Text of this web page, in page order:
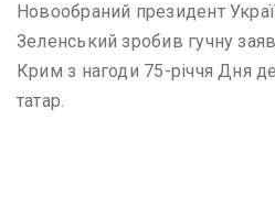
Новообраний президент
Зеленський зробив гучну
Крим з нагоди 75-річчя Дня
татар.